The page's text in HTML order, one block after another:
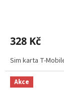
328 Kč
Sim karta T-
Akce